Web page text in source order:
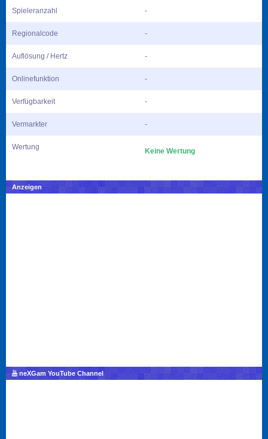
Spieleranzahl -
Regionalcode -
Auflösung / Hertz -
Onlinefunktion -
Verfügbarkeit -
Vermarkter -
Wertung Keine Wertung
Anzeigen
neXGam YouTube Channel